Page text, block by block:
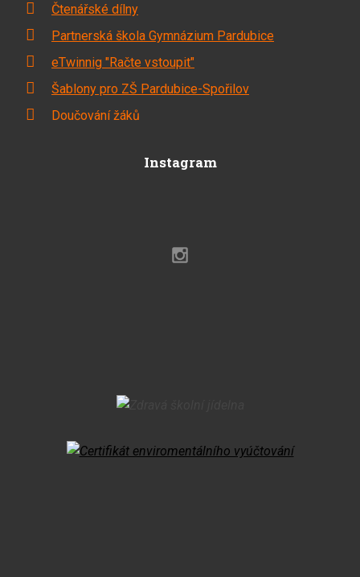
Čtenářské dílny
Partnerská škola Gymnázium Pardubice
eTwinnig "Račte vstoupit"
Šablony pro ZŠ Pardubice-Spořilov
Doučování žáků
Instagram